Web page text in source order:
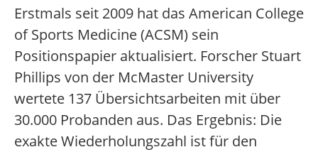
Erstmals seit 2009 hat das American College
of Sports Medicine (ACSM) sein
Positionspapier aktualisiert. Forscher Stuart
Phillips von der McMaster University
wertete 137 Übersichtsarbeiten mit über
30.000 Probanden aus. Das Ergebnis: Die
exakte Wiederholungszahl ist für den